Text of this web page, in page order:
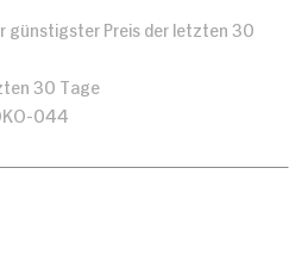
günstigster Preis der letzten 30
30 Tage
044